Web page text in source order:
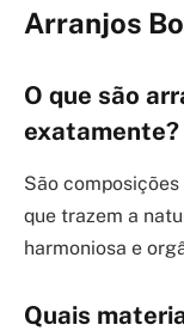
Arranjos
O que são
exatamente?
São
que trazem a
harmoniosa e
Quais